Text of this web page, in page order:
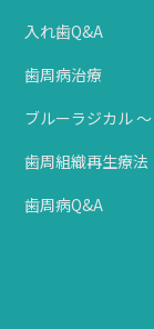
入れ歯Q&A
歯周病治療
ブルーラジカル
歯周組織再生療法
歯周病Q&A